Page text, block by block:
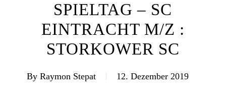
SPIELTAG – SC
EINTRACHT M/Z :
STORKOWER SC
By Raymon Stepat 12. Dezember 2019